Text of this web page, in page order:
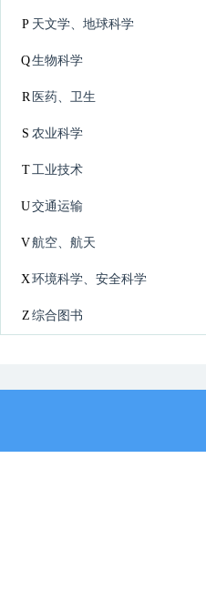
P 天文学、地球科学
Q生物科学
R 医药、卫生
S 农业科学
T工业技术
U交通运输
V航空、航天
X环境科学、安全科学
Z 综合图书